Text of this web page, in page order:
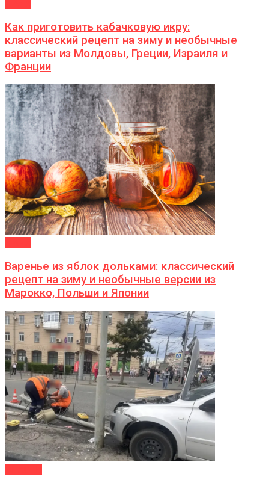
Как приготовить кабачковую икру:
классический рецепт на зиму и необычные
варианты из Молдовы, Греции, Израиля и
Франции
Варенье из яблок дольками: классический
рецепт на зиму и необычные версии из
Марокко, Польши и Японии